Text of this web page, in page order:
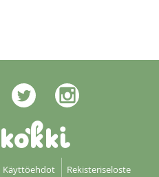
Käyttöehdot Rekisteriseloste